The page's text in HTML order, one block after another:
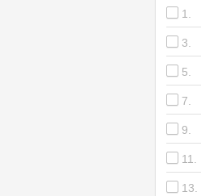
1.
3.
5.
7.
9.
11.
13.